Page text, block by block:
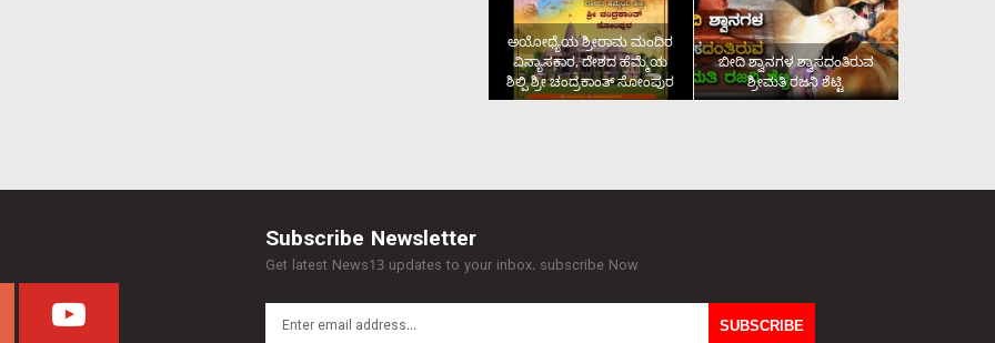
ಅಯೋಧ್ಯೆಯ ಶ್ರೀರಾಮ ಮಂದಿರ
ವಿನ್ಯಾಸಕಾರ, ದೇಶದ ಹೆಮ್ಮೆಯ
ಶಿಲ್ಪಿ ಶ್ರೀ ಚಂದ್ರಕಾಂತ್‌ ಸೋಂಪುರ
ಬೀದಿ ಶ್ವಾನಗಳ ಶ್ವಾಸದಂತಿರುವ
ಶ್ರೀಮತಿ ರಜನಿ ಶೆಟ್ಟಿ
Subscribe Newsletter
Get latest News13 updates to your inbox. subscribe Now